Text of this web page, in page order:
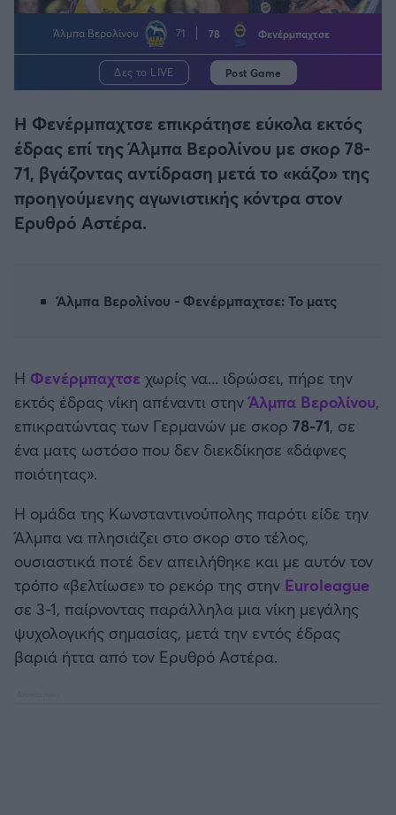
Δημήτρης Τσορμπατζόγλου
Άρης
Λεβαδειακός
ΟΦΗ
Βόλος
Ατρόμητος Αθηνών
Αστέρας Τρίπολης
Καλαμάτα
Ηρακλής
Ρεάλ Μαδρίτης
Ατλέτικο Μαδρίτης
Μάντσεστερ Γιουνάιτεντ
Συνεντεύξεις
Μεγάλη μου Αγάπη
Μια Ιστορία από την Πόλη
Άλμπα Βερολίνου 71 78 Φενέρμπαχτσε
Δες το LIVE Post Game
Η Φενέρμπαχτσε επικράτησε εύκολα εκτός
έδρας επί της Άλμπα Βερολίνου με σκορ 78-
71, βγάζοντας αντίδραση μετά το «κάζο» της
προηγούμενης αγωνιστικής κόντρα στον
Ερυθρό Αστέρα.
Άλμπα Βερολίνου - Φενέρμπαχτσε: Το ματς
Η Φενέρμπαχτσε χωρίς να... ιδρώσει, πήρε την
εκτός έδρας νίκη απέναντι στηνΆλμπα Βερολίνου,
επικρατώντας των Γερμανών με σκορ 78-71, σε
ένα ματς ωστόσο που δεν διεκδίκησε «δάφνες
ποιότητας».
Η ομάδα της Κωνσταντινούπολης παρότι είδε την
Άλμπα να πλησιάζει στο σκορ στο τέλος,
ουσιαστικά ποτέ δεν απειλήθηκε και με αυτόν τον
τρόπο «βελτίωσε» το ρεκόρ της στην Euroleague
σε 3-1, παίρνοντας παράλληλα μια νίκη μεγάλης
ψυχολογικής σημασίας, μετά την εντός έδρας
βαριά ήττα από τον Ερυθρό Αστέρα.